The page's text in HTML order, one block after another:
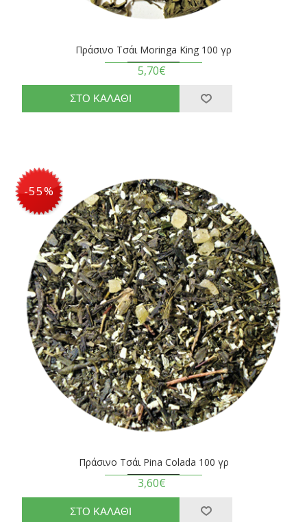
Πράσινο Τσάι Moringa King 100 γρ
5,70€
-55%
Πράσινο Τσάι Pina Colada 100 γρ
3,60€